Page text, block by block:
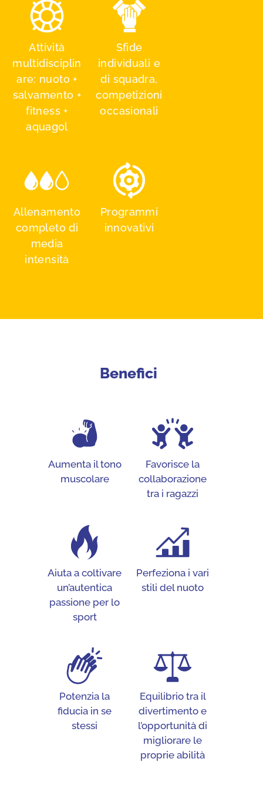
Attività
multidisciplin
are: nuoto +
salvamento +
fitness +
aquagol
Sfide
individuali e
di squadra,
competizioni
occasionali
Allenamento
completo di
media
intensità
Programmi
innovativi
Benefici
Aumenta il tono
muscolare
Favorisce la
collaborazione
tra i ragazzi
Aiuta a coltivare
un’autentica
passione per lo
sport
Perfeziona i vari
stili del nuoto
Potenzia la
fiducia in se
stessi
Equilibrio tra il
divertimento e
l’opportunità di
migliorare le
proprie abilità